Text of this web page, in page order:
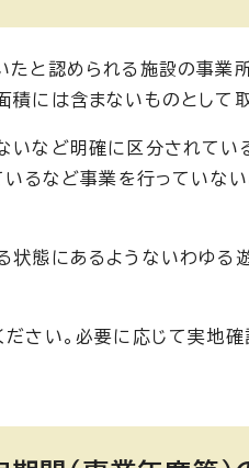
と認められる施設の事業
には含まないものとして取
など明確に区分されてい
いるなど事業を行っていな
態にあるようないわゆる
さい。必要に応じて実地